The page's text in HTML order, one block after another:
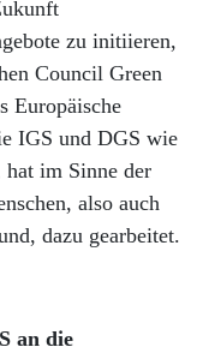
zu initiieren,
Council Green
Europäische
IGS und DGS wie
im Sinne der
also auch
dazu gearbeitet.
an die